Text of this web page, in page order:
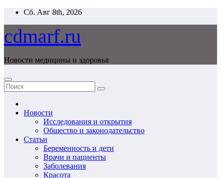
Перейти
содержимому
Сб. Авг 8th, 2026
cdmarf.ru
Новости медицины и здоровья
Новости
Исследования и открытия
Общество и законодательство
Статьи
Беременность и дети
Врачи и пациенты
Заболевания
Красота